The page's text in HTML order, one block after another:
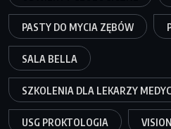
PASTY DO MYCIA ZĘBÓW
SALA BELLA
SZKOLENIA DLA LEKARZY
USG PROKTOLOGIA